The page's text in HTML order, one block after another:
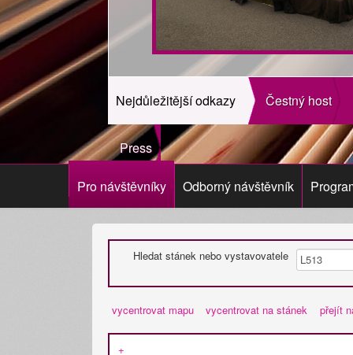
Nejdůležitější odkazy Čestný host
Press
Pro návštěvníky Odborný návštěvník
Hledat stánek nebo vystavovatele
vycentrovat mapu vycentrovat na stánek přejít
+